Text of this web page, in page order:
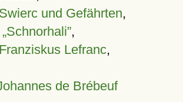
und Gefährten,
,
Lefranc,
de Brébeuf